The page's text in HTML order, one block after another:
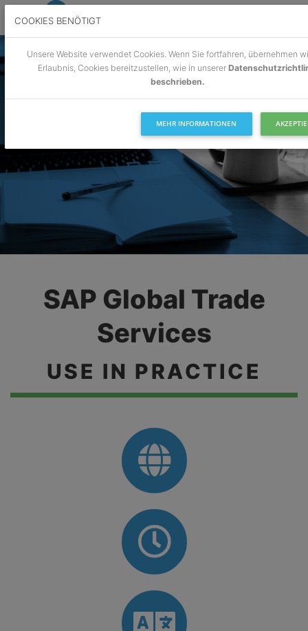
SAP Global Trade
Services
USE IN PRACTICE
COOKIES BENÖTIGT
Unsere Website verwendet Cookies. Wenn Sie fortfahren, übernehmen
Erlaubnis, Cookies bereitzustellen, wie in unserer
beschrieben.
MEHR INFORMATIONEN